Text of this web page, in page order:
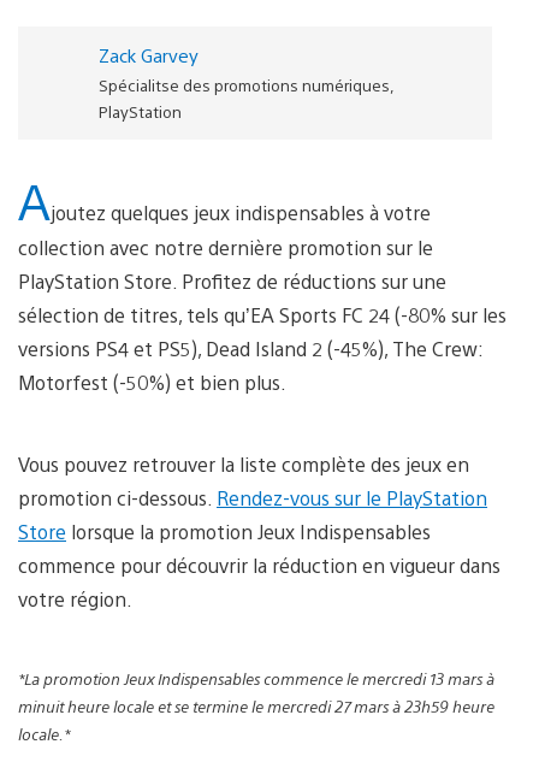
Zack Garvey
Spécialitse des promotions numériques,
PlayStation
Ajoutez quelques jeux indispensables à votre
collection avec notre dernière promotion sur le
PlayStation Store. Profitez de réductions sur une
sélection de titres, tels qu’EA Sports FC 24 (-80% sur les
versions PS4 et PS5), Dead Island 2 (-45%), The Crew:
Motorfest (-50%) et bien plus.
Vous pouvez retrouver la liste complète des jeux en
promotion ci-dessous. Rendez-vous sur le PlayStation
Store lorsque la promotion Jeux Indispensables
commence pour découvrir la réduction en vigueur dans
votre région.
*La promotion Jeux Indispensables commence le mercredi 13 mars à
minuit heure locale et se termine le mercredi 27 mars à 23h59 heure
locale.*